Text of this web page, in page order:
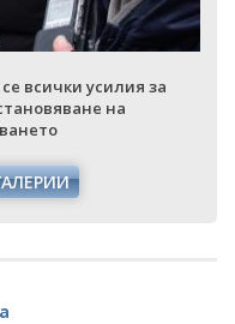
всички усилия за
на